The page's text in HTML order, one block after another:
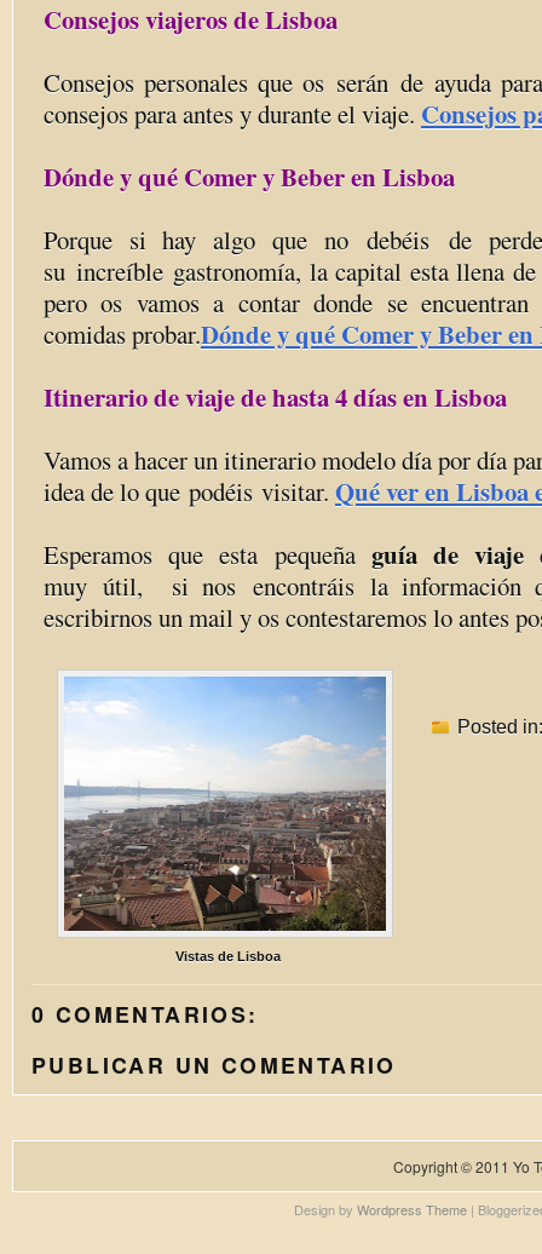
Consejos viajeros de Lisboa
Consejos personales que os serán de ayuda
consejos para antes y durante el viaje. Consejos
Dónde y qué Comer y Beber en Lisboa
Porque si hay algo que no debéis de
su increíble gastronomía, la capital esta llena de
pero os vamos a contar donde se
comidas probar.Dónde y qué Comer y Beber
Itinerario de viaje de hasta 4 días en Lisboa
Vamos a hacer un itinerario modelo día por día
idea de lo que podéis visitar. Qué ver en Lisboa
Esperamos que esta pequeña guía de
muy útil, si nos encontráis la información
escribirnos un mail y os contestaremos lo antes
Vistas de Lisboa
Posted
0 COMENTARIOS:
PUBLICAR UN COMENTARIO
Copyright © 2011 Yo
Design by Wordpress Theme|